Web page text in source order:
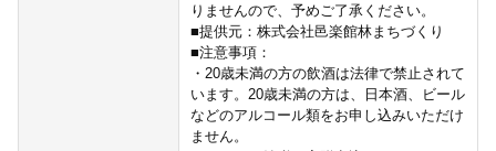
りませんので、予めご了承ください。
■提供元：株式会社邑楽館林まちづくり
■注意事項：
・20歳未満の方の飲酒は法律で禁止されて
います。20歳未満の方は、日本酒、ビール
などのアルコール類をお申し込みいただけ
ません。